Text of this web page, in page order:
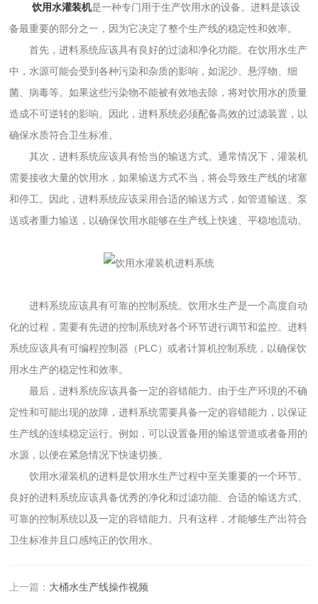
饮用水灌装机是一种专门用于生产饮用水的设备。进料是该设
备最重要的部分之一，因为它决定了整个生产线的稳定性和效率。
首先，进料系统应该具有良好的过滤和净化功能。在饮用水生产
中，水源可能会受到各种污染和杂质的影响，如泥沙、悬浮物、细
菌、病毒等。如果这些污染物不能被有效地去除，将对饮用水的质量
造成不可逆转的影响。因此，进料系统必须配备高效的过滤装置，以
确保水质符合卫生标准。
其次，进料系统应该具有恰当的输送方式。通常情况下，灌装机
需要接收大量的饮用水，如果输送方式不当，将会导致生产线的堵塞
和停工。因此，进料系统应该采用合适的输送方式，如管道输送、泵
送或者重力输送，以确保饮用水能够在生产线上快速、平稳地流动。
进料系统应该具有可靠的控制系统。饮用水生产是一个高度自动
化的过程，需要有先进的控制系统对各个环节进行调节和监控。进料
系统应该具有可编程控制器（PLC）或者计算机控制系统，以确保饮
用水生产的稳定性和效率。
最后，进料系统应该具备一定的容错能力。由于生产环境的不确
定性和可能出现的故障，进料系统需要具备一定的容错能力，以保证
生产线的连续稳定运行。例如，可以设置备用的输送管道或者备用的
水源，以便在紧急情况下快速切换。
饮用水灌装机的进料是饮用水生产过程中至关重要的一个环节。
良好的进料系统应该具备优秀的净化和过滤功能、合适的输送方式、
可靠的控制系统以及一定的容错能力。只有这样，才能够生产出符合
卫生标准并且口感纯正的饮用水。
上一篇： 大桶水生产线操作视频